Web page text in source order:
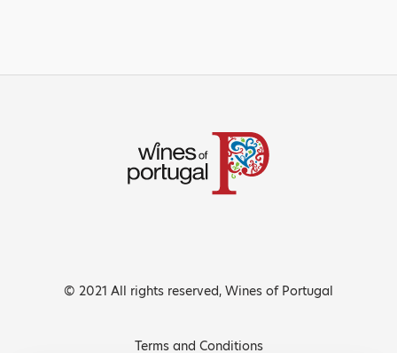
© 2021 All rights reserved, Wines of Portugal
Terms and Conditions